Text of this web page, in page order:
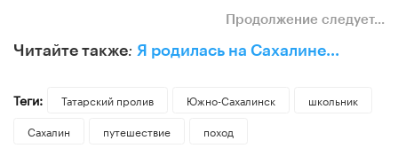
Продолжение следует...
Читайте также: Я родилась на Сахалине...
Теги: Татарский пролив Южно-Сахалинск
школьник
Сахалин
путешествие поход